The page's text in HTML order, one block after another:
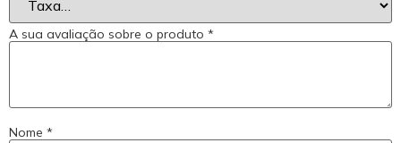
A sua avaliação sobre o produto *
Nome *